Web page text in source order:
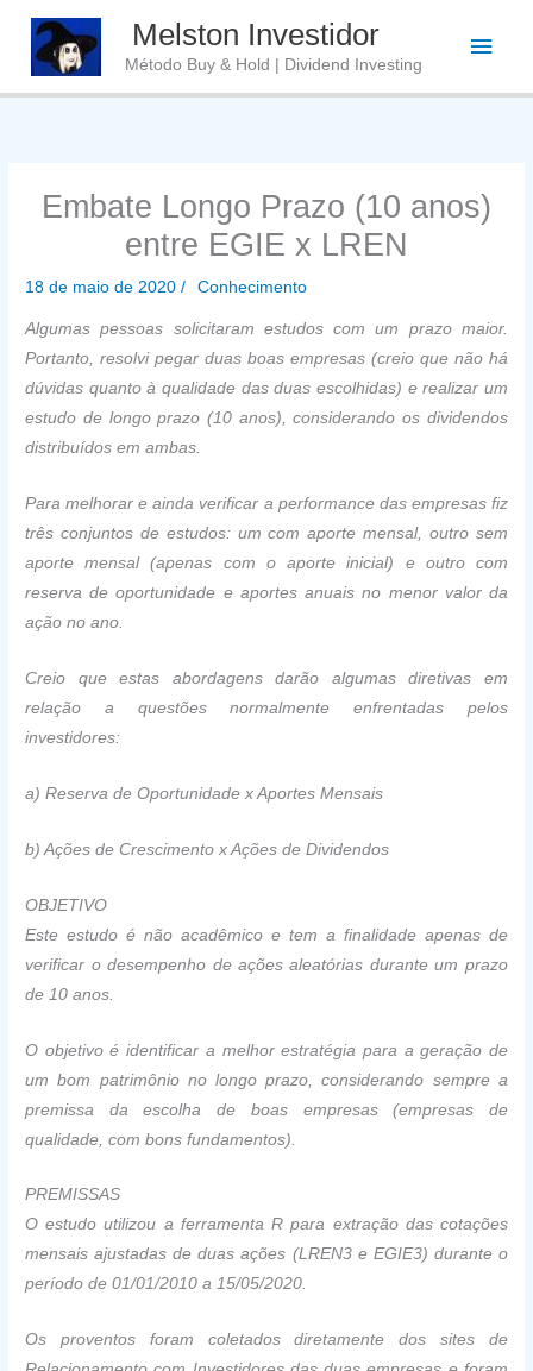
conteúdo
Melston Investidor
Método Buy & Hold | Dividend Investing
Embate Longo Prazo (10 anos)
entre EGIE x LREN
18 de maio de 2020/ Conhecimento
Algumas pessoas solicitaram estudos com um prazo maior.
Portanto, resolvi pegar duas boas empresas (creio que não há
dúvidas quanto à qualidade das duas escolhidas) e realizar um
estudo de longo prazo (10 anos), considerando os dividendos
distribuídos em ambas.
Para melhorar e ainda verificar a performance das empresas fiz
três conjuntos de estudos: um com aporte mensal, outro sem
aporte mensal (apenas com o aporte inicial) e outro com
reserva de oportunidade e aportes anuais no menor valor da
ação no ano.
Creio que estas abordagens darão algumas diretivas em
relação a questões normalmente enfrentadas pelos
investidores:
a) Reserva de Oportunidade x Aportes Mensais
b) Ações de Crescimento x Ações de Dividendos
OBJETIVO
Este estudo é não acadêmico e tem a finalidade apenas de
verificar o desempenho de ações aleatórias durante um prazo
de 10 anos.
O objetivo é identificar a melhor estratégia para a geração de
um bom patrimônio no longo prazo, considerando sempre a
premissa da escolha de boas empresas (empresas de
qualidade, com bons fundamentos).
PREMISSAS
O estudo utilizou a ferramenta R para extração das cotações
mensais ajustadas de duas ações (LREN3 e EGIE3) durante o
período de 01/01/2010 a 15/05/2020.
Os proventos foram coletados diretamente dos sites de